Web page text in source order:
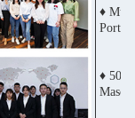
♦
♦ 50%